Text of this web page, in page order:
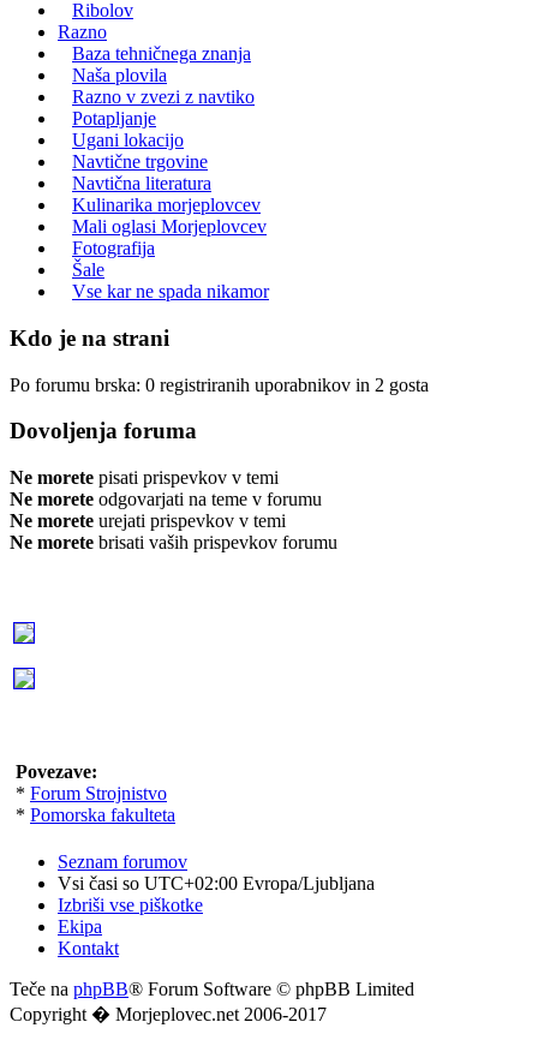
Ribolov
Razno
Baza tehničnega znanja
Naša plovila
Razno v zvezi z navtiko
Potapljanje
Ugani lokacijo
Navtične trgovine
Navtična literatura
Kulinarika morjeplovcev
Mali oglasi Morjeplovcev
Fotografija
Šale
Vse kar ne spada nikamor
Kdo je na strani
Po forumu brska: 0 registriranih uporabnikov in 2 gosta
Dovoljenja foruma
Ne morete pisati prispevkov v temi
Ne morete odgovarjati na teme v forumu
Ne morete urejati prispevkov v temi
Ne morete brisati vaših prispevkov forumu
Povezave:
* Forum Strojnistvo
* Pomorska fakulteta
Seznam forumov
Vsi časi so UTC+02:00 Evropa/Ljubljana
Izbriši vse piškotke
Ekipa
Kontakt
Teče na phpBB® Forum Software © phpBB Limited
Copyright � Morjeplovec.net 2006-2017